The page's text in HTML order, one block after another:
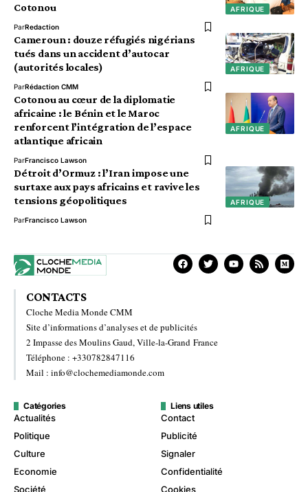
AFRIQUE
Cotonou
ParRedaction
AFRIQUE
Cameroun : douze réfugiés nigérians
tués dans un accident d’autocar
(autorités locales)
ParRédaction CMM
AFRIQUE
Cotonou au cœur de la diplomatie
africaine : le Bénin et le Maroc
renforcent l’intégration de l’espace
atlantique africain
ParFrancisco Lawson
AFRIQUE
Détroit d’Ormuz : l’Iran impose une
surtaxe aux pays africains et ravive les
tensions géopolitiques
ParFrancisco Lawson
CONTACTS
Cloche Media Monde CMM
Site d’informations d’analyses et de publicités
2 Impasse des Moulins Gaud, Ville-la-Grand France
Téléphone : +330782847116
Mail : info@clochemediamonde.com
Catégories
Actualités
Politique
Culture
Economie
Société
Liens utiles
Contact
Publicité
Signaler
Confidentialité
Cookies